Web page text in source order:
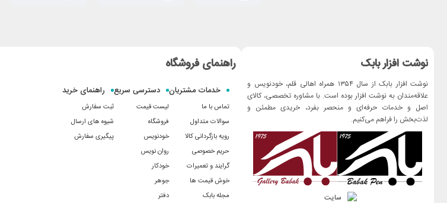
نوشت افزار بابک
نوشت افزار بابک از سال ۱۳۵۴ همراه اهالی قلم، خودنویس و
علاقه‌مندان به نوشت افزار بوده است. با مشاوره تخصصی، کالای
اصل و خدمات حرفه‌ای و منحصر بفرد، خریدی مطمئن و
لذت‌بخش را فراهم می‌کنیم.
راهنمای فروشگاه
خدمات مشتریان
تماس با ما
سوالات متداول
رویه بازگردانی کالا
حریم خصوصی
گرایند و تعمیرات
خوش قیمت ها
مجله بابک
دسترسی سریع
لیست قیمت
فروشگاه
خودنویس
روان نویس
خودکار
جوهر
دفتر
راهنمای خرید
ثبت سفارش
شیوه های ارسال
پیگیری سفارش